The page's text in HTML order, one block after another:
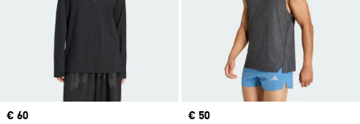
Price
€ 60
Price
€ 50